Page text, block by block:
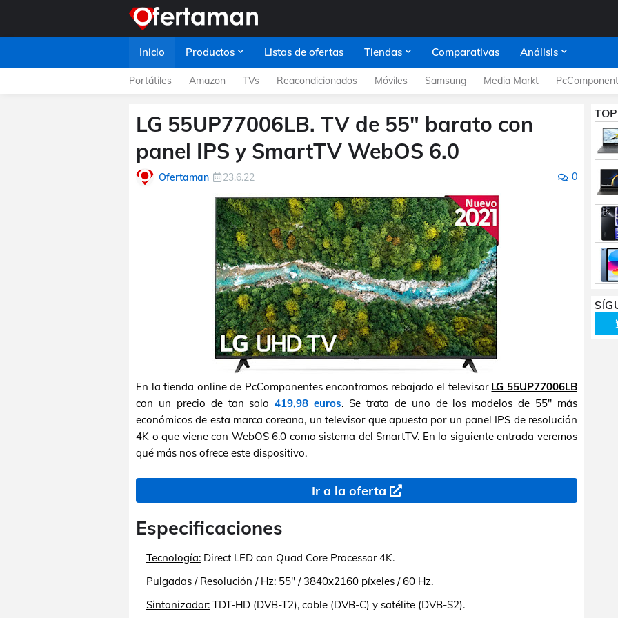
Inicio Productos Listas de ofertas Tiendas Comparativas Análisis
Portátiles Amazon TVs Reacondicionados Móviles Samsung Media Markt
LG 55UP77006LB. TV de 55" barato con
panel IPS y SmartTV WebOS 6.0
Ofertaman 23.6.22 0
En la tienda online de PcComponentes encontramos rebajado el televisor LG 55UP77006LB
con un precio de tan solo419,98 euros. Se trata de uno de los modelos de 55" más
económicos de esta marca coreana, un televisor que apuesta por un panel IPS de resolución
4K o que viene con WebOS 6.0 como sistema del SmartTV. En la siguiente entrada veremos
qué más nos ofrece este dispositivo.
Ir a la oferta
Especificaciones
Tecnología: Direct LED con Quad Core Processor 4K.
Pulgadas / Resolución / Hz: 55" / 3840x2160 píxeles / 60 Hz.
Sintonizador: TDT-HD (DVB-T2), cable (DVB-C) y satélite (DVB-S2).